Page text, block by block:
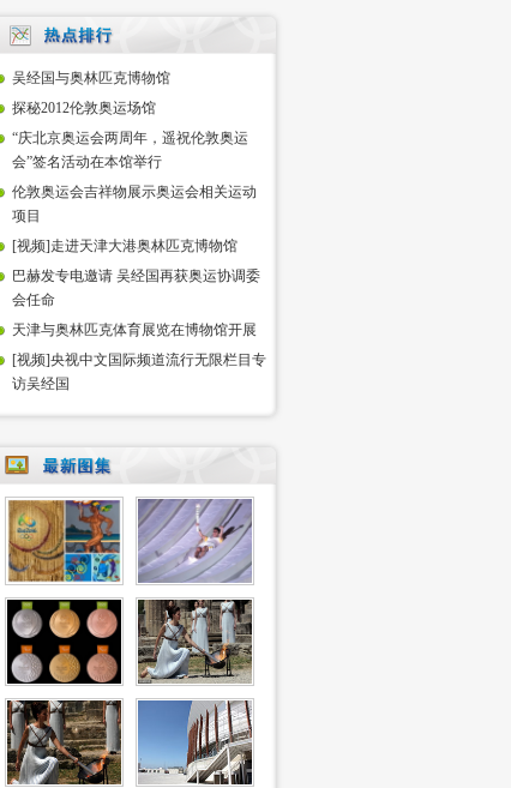
吴经国与奥林匹克博物馆
探秘2012伦敦奥运场馆
“庆北京奥运会两周年，遥祝伦敦奥运
会”签名活动在本馆举行
伦敦奥运会吉祥物展示奥运会相关运动
项目
[视频]走进天津大港奥林匹克博物馆
巴赫发专电邀请 吴经国再获奥运协调委
会任命
天津与奥林匹克体育展览在博物馆开展
[视频]央视中文国际频道流行无限栏目专
访吴经国